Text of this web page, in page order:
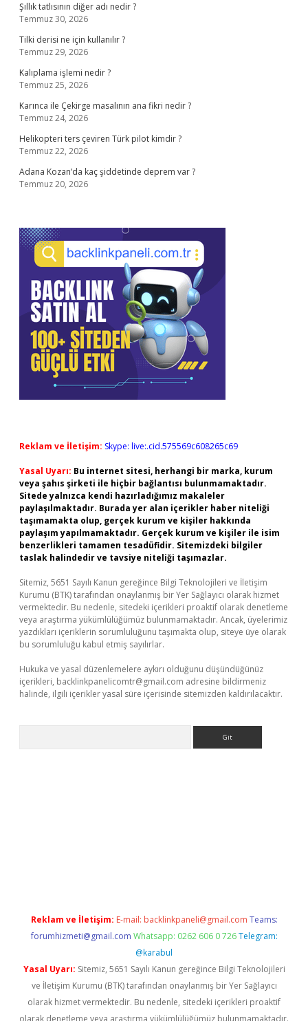
Şıllık tatlısının diğer adı nedir ?
Temmuz 30, 2026
Tilki derisi ne için kullanılır ?
Temmuz 29, 2026
Kalıplama işlemi nedir ?
Temmuz 25, 2026
Karınca ile Çekirge masalının ana fikri nedir ?
Temmuz 24, 2026
Helikopteri ters çeviren Türk pilot kimdir ?
Temmuz 22, 2026
Adana Kozan’da kaç şiddetinde deprem var ?
Temmuz 20, 2026
Reklam ve İletişim: Skype: live:.cid.575569c608265c69
Yasal Uyarı: Bu internet sitesi, herhangi bir marka, kurum
veya şahıs şirketi ile hiçbir bağlantısı bulunmamaktadır.
Sitede yalnızca kendi hazırladığımız makaleler
paylaşılmaktadır. Burada yer alan içerikler haber niteliği
taşımamakta olup, gerçek kurum ve kişiler hakkında
paylaşım yapılmamaktadır. Gerçek kurum ve kişiler ile isim
benzerlikleri tamamen tesadüfidir. Sitemizdeki bilgiler
taslak halindedir ve tavsiye niteliği taşımazlar.
Sitemiz, 5651 Sayılı Kanun gereğince Bilgi Teknolojileri ve İletişim
Kurumu (BTK) tarafından onaylanmış bir Yer Sağlayıcı olarak hizmet
vermektedir. Bu nedenle, sitedeki içerikleri proaktif olarak denetleme
veya araştırma yükümlülüğümüz bulunmamaktadır. Ancak, üyelerimiz
yazdıkları içeriklerin sorumluluğunu taşımakta olup, siteye üye olarak
bu sorumluluğu kabul etmiş sayılırlar.
Hukuka ve yasal düzenlemelere aykırı olduğunu düşündüğünüz
içerikleri, backlinkpanelicomtr@gmail.com adresine bildirmeniz
halinde, ilgili içerikler yasal süre içerisinde sitemizden kaldırılacaktır.
Reklam ve İletişim: E-mail: backlinkpaneli@gmail.com Teams:
forumhizmeti@gmail.com Whatsapp: 0262 606 0 726 Telegram:
@karabul
Yasal Uyarı: Sitemiz, 5651 Sayılı Kanun gereğince Bilgi Teknolojileri
ve İletişim Kurumu (BTK) tarafından onaylanmış bir Yer Sağlayıcı
olarak hizmet vermektedir. Bu nedenle, sitedeki içerikleri proaktif
olarak denetleme veya araştırma yükümlülüğümüz bulunmamaktadır.